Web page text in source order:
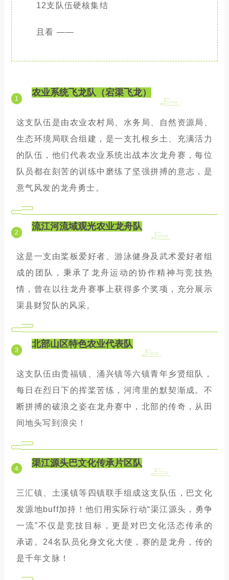
12支队伍硬核集结
且看 ——
1
农业系统飞龙队（宕渠飞龙）
这支队伍是由农业农村局、水务局、自然资源局、
生态环境局联合组建，是一支扎根乡土、充满活力
的队伍，他们代表农业系统出战本次龙舟赛，每位
队员都在刻苦的训练中磨练了坚强拼搏的意志，是
意气风发的龙舟勇士。
2
流江河流域观光农业龙舟队
这是一支由桨板爱好者、游泳健身及武术爱好者组
成的团队，秉承了龙舟运动的协作精神与竞技热
情，曾在以往龙舟赛事上获得多个奖项，充分展示
渠县财贸队的风采。
3
北部山区特色农业代表队
这支队伍由贵福镇、涌兴镇等六镇青年乡贤组队，
每日在烈日下的挥桨苦练，河湾里的默契渐成。不
断拼搏的破浪之姿在龙舟赛中，北部的传奇，从田
间地头写到浪尖！
4
渠江源头巴文化传承片区队
三汇镇、土溪镇等四镇联手组成这支队伍，巴文化
发源地buff加持！他们用实际行动“渠江源头，勇争
一流”不仅是竞技目标，更是对巴文化活态传承的
承诺。24名队员化身文化大使，赛的是龙舟，传的
是千年文脉！